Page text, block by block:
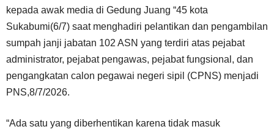
kepada awak media di Gedung Juang “45 kota
Sukabumi(6/7) saat menghadiri pelantikan dan pengambilan
sumpah janji jabatan 102 ASN yang terdiri atas pejabat
administrator, pejabat pengawas, pejabat fungsional, dan
pengangkatan calon pegawai negeri sipil (CPNS) menjadi
PNS,8/7/2026.
“Ada satu yang diberhentikan karena tidak masuk